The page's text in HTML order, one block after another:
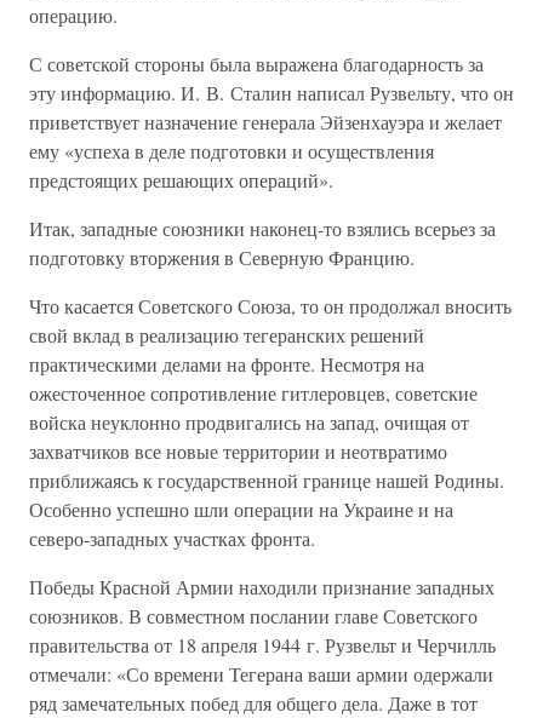
операцию.
С советской стороны была выражена благодарность за
эту информацию. И. В. Сталин написал Рузвельту, что он
приветствует назначение генерала Эйзенхауэра и желает
ему «успеха в деле подготовки и осуществления
предстоящих решающих операций».
Итак, западные союзники наконец-то взялись всерьез за
подготовку вторжения в Северную Францию.
Что касается Советского Союза, то он продолжал вносить
свой вклад в реализацию тегеранских решений
практическими делами на фронте. Несмотря на
ожесточенное сопротивление гитлеровцев, советские
войска неуклонно продвигались на запад, очищая от
захватчиков все новые территории и неотвратимо
приближаясь к государственной границе нашей Родины.
Особенно успешно шли операции на Украине и на
северо-западных участках фронта.
Победы Красной Армии находили признание западных
союзников. В совместном послании главе Советского
правительства от 18 апреля 1944 г. Рузвельт и Черчилль
отмечали: «Со времени Тегерана ваши армии одержали
ряд замечательных побед для общего дела. Даже в тот